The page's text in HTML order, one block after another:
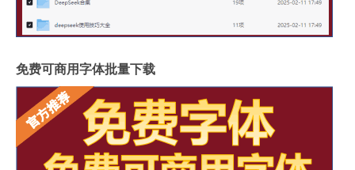
免费可商用字体批量下载